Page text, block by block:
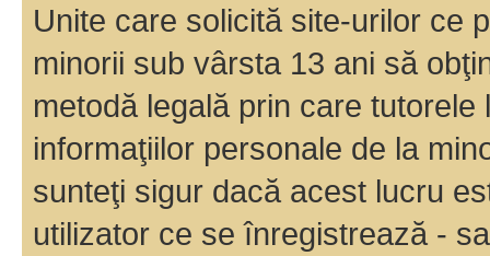
Unite care solicită site-urilor ce
minorii sub vârsta 13 ani să
metodă legală prin care
informaţiilor personale de la
sunteţi sigur dacă acest lucru
utilizator ce se înregistrează -